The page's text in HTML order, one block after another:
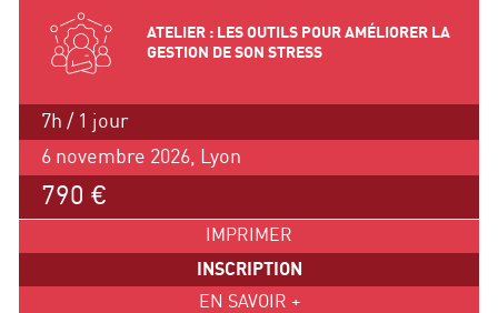
ATELIER : LES OUTILS POUR AMÉLIORER LA
GESTION DE SON STRESS
7h / 1 jour
6 novembre 2026, Lyon
790 €
IMPRIMER
INSCRIPTION
EN SAVOIR +